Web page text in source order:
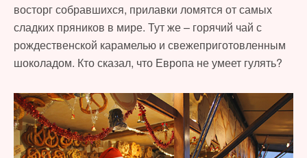
восторг собравшихся, прилавки ломятся от самых
сладких пряников в мире. Тут же – горячий чай с
рождественской карамелью и свежеприготовленным
шоколадом. Кто сказал, что Европа не умеет гулять?